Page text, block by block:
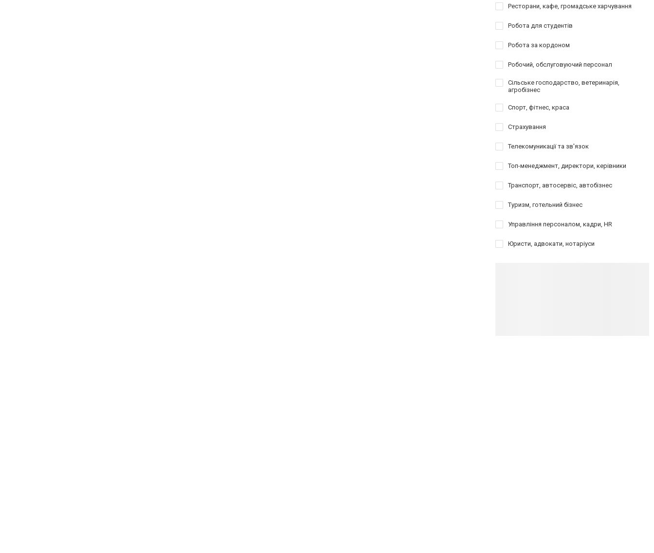
Ресторани, кафе, громадське харчування
Робота для студентів
Робота за кордоном
Робочий, обслуговуючий персонал
Сільське господарство, ветеринарія,
агробізнес
Спорт, фітнес, краса
Страхування
Телекомуникації та зв'язок
Топ-менеджмент, директори, керівники
Транспорт, автосервіс, автобізнес
Туризм, готельний бізнес
Управління персоналом, кадри, HR
Юристи, адвокати, нотаріуси